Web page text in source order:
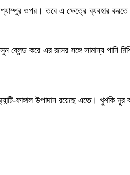
ওপর। তবে এ ক্ষেত্রে ব্যবহার করতে
করে এর রসের সঙ্গে সামান্য পানি
ফাঙ্গাল উপাদান রয়েছে এতে। খুশকি